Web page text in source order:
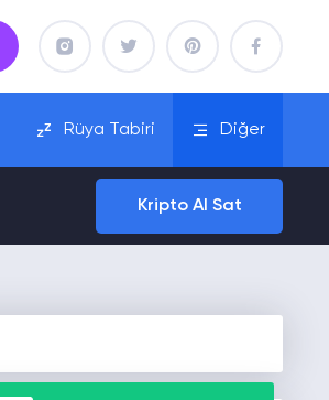
Rüya Tabiri Diğer
Kripto Al Sat